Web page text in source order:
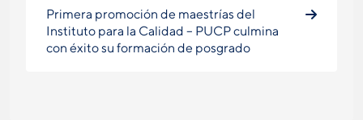
Primera promoción de maestrías del
Instituto para la Calidad – PUCP culmina
con éxito su formación de posgrado